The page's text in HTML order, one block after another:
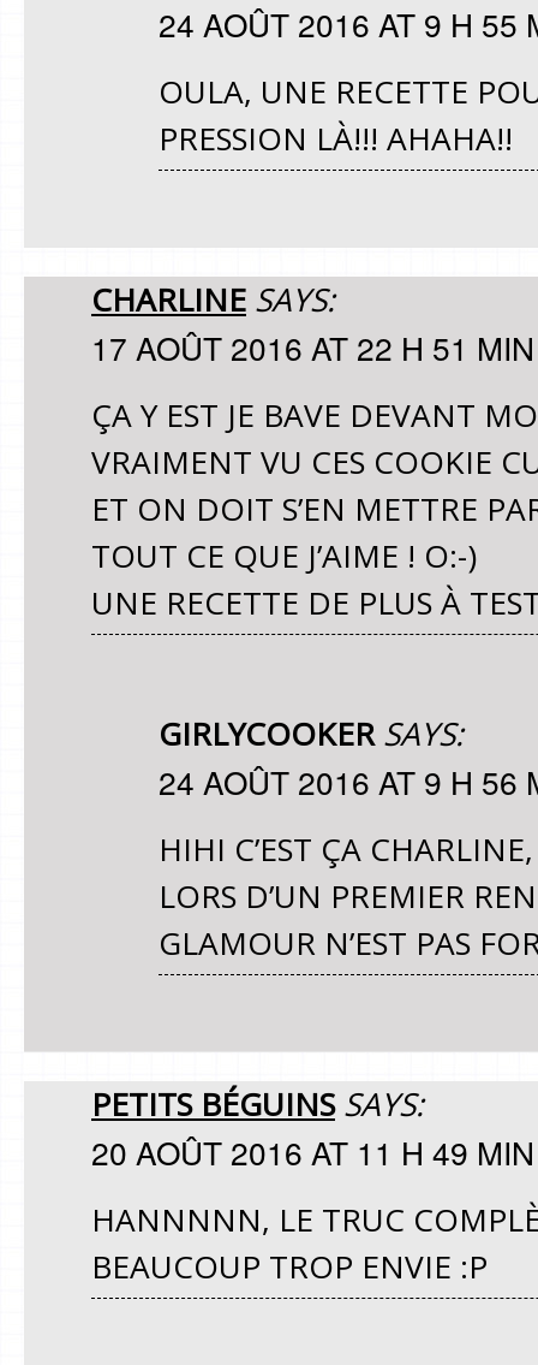
24 AOÛT 2016 AT 9 H 55
OULA, UNE RECETTE
PRESSION LÀ!!! AHAHA!!
CHARLINE SAYS:
17 AOÛT 2016 AT 22 H 51 MIN
ÇA Y EST JE BAVE DEVANT
VRAIMENT VU CES COOKIE
ET ON DOIT S’EN METTRE
TOUT CE QUE J’AIME ! O:-)
UNE RECETTE DE PLUS À
GIRLYCOOKER SAYS:
24 AOÛT 2016 AT 9 H 56
HIHI C’EST ÇA
LORS D’UN PREMIER
GLAMOUR N’EST PAS
PETITS BÉGUINS SAYS:
20 AOÛT 2016 AT 11 H 49 MIN
HANNNNN, LE TRUC
BEAUCOUP TROP ENVIE :P